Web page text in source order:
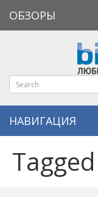
ОБЗОРЫ
НАВИГАЦИЯ